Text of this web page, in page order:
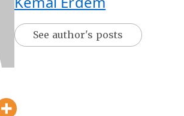
See author's posts